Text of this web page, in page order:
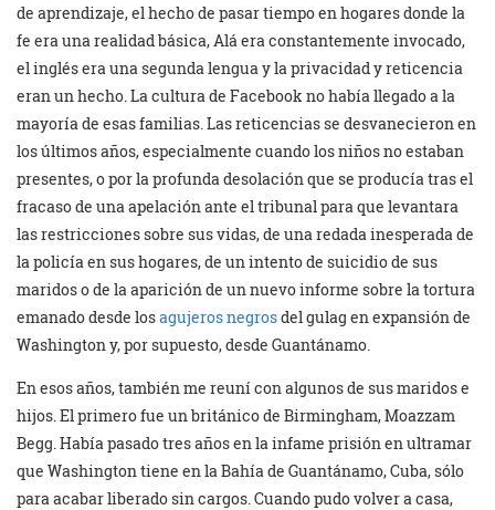
de aprendizaje, el hecho de pasar tiempo en hogares donde la
fe era una realidad básica, Alá era constantemente invocado,
el inglés era una segunda lengua y la privacidad y reticencia
eran un hecho. La cultura de Facebook no había llegado a la
mayoría de esas familias. Las reticencias se desvanecieron en
los últimos años, especialmente cuando los niños no estaban
presentes, o por la profunda desolación que se producía tras el
fracaso de una apelación ante el tribunal para que levantara
las restricciones sobre sus vidas, de una redada inesperada de
la policía en sus hogares, de un intento de suicidio de sus
maridos o de la aparición de un nuevo informe sobre la tortura
emanado desde losagujeros negrosdel gulag en expansión de
Washington y, por supuesto, desde Guantánamo.
En esos años, también me reuní con algunos de sus maridos e
hijos. El primero fue un británico de Birmingham, Moazzam
Begg. Había pasado tres años en la infame prisión en ultramar
que Washington tiene en la Bahía de Guantánamo, Cuba, sólo
para acabar liberado sin cargos. Cuando pudo volver a casa,